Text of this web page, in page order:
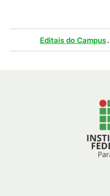
Editais do Campus.